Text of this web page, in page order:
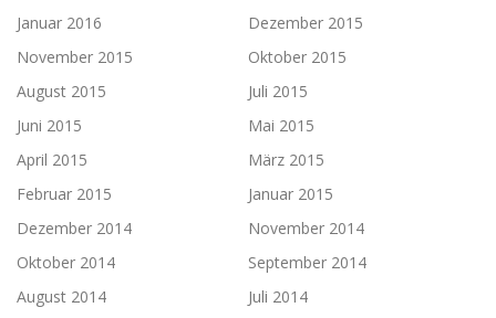
Januar 2016
Dezember 2015
November 2015
Oktober 2015
August 2015
Juli 2015
Juni 2015
Mai 2015
April 2015
März 2015
Februar 2015
Januar 2015
Dezember 2014
November 2014
Oktober 2014
September 2014
August 2014
Juli 2014